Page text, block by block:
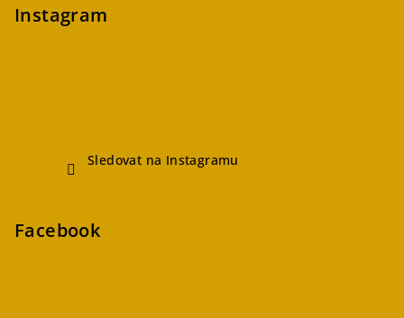
Instagram
Sledovat na Instagramu
Facebook